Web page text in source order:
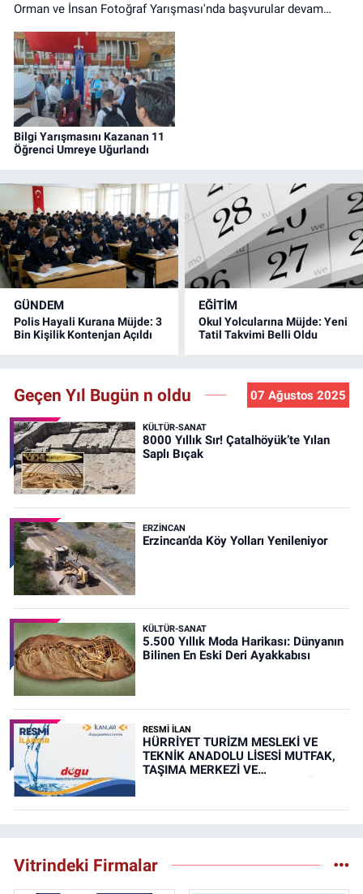
Orman ve İnsan Fotoğraf Yarışması'nda başvurular devam
Bilgi Yarışmasını Kazanan 11
Öğrenci Umreye Uğurlandı
GÜNDEM
Polis Hayali Kurana Müjde: 3
Bin Kişilik Kontenjan Açıldı
EĞİTİM
Okul Yolcularına Müjde: Yeni
Tatil Takvimi Belli Oldu
Geçen Yıl Bugün n oldu 07 Ağustos 2025
KÜLTÜR-SANAT
8000 Yıllık Sır! Çatalhöyük’te Yılan
Saplı Bıçak
ERZINCAN
Erzincan’da Köy Yolları Yenileniyor
KÜLTÜR-SANAT
5.500 Yıllık Moda Harikası: Dünyanın
Bilinen En Eski Deri Ayakkabısı
RESMİ İLAN
HÜRRİYET TURİZM MESLEKİ VE
TEKNİK ANADOLU LİSESİ MUTFAK,
TAŞIMA MERKEZİ VE
Vitrindeki Firmalar